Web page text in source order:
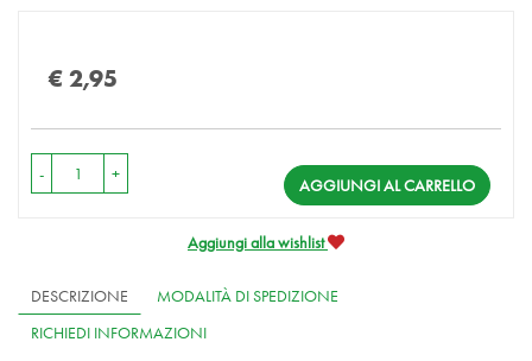
€ 2,95
- +
AGGIUNGI AL CARRELLO
Aggiungi alla wishlist
DESCRIZIONE
MODALITÀ DI SPEDIZIONE
RICHIEDI INFORMAZIONI